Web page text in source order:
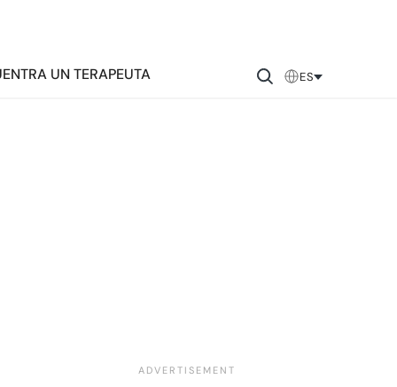
UN TERAPEUTA ES